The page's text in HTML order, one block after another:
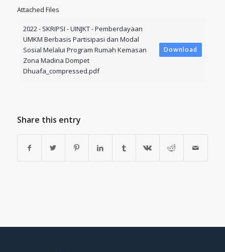
Attached Files
2022 - SKRIPSI - UINJKT - Pemberdayaan
UMKM Berbasis Partisipasi dan Modal
Sosial Melalui Program Rumah Kemasan
Zona Madina Dompet
Dhuafa_compressed.pdf
Download
Share this entry